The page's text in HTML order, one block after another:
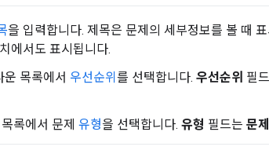
을 입력합니다. 제목은 문제의 세부정보를 볼 때
에서도 표시됩니다.
운 목록에서 우선순위 를 선택합니다. 우선순위 필
록에서 문제 유형을 선택합니다. 유형 필드는 문